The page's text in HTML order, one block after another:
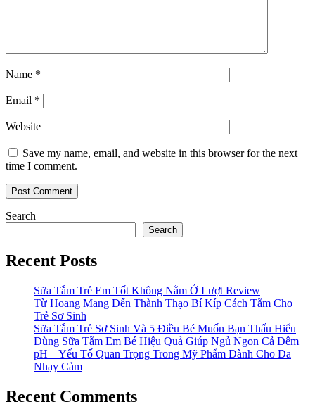
Name *
Email *
Website
Save my name, email, and website in this browser for the next
time I comment.
Search
Search
Recent Posts
Sữa Tắm Trẻ Em Tốt Không Nằm Ở Lượt Review
Từ Hoang Mang Đến Thành Thạo Bí Kíp Cách Tắm Cho
Trẻ Sơ Sinh
Sữa Tắm Trẻ Sơ Sinh Và 5 Điều Bé Muốn Bạn Thấu Hiểu
Dùng Sữa Tắm Em Bé Hiệu Quả Giúp Ngủ Ngon Cả Đêm
pH – Yếu Tố Quan Trọng Trong Mỹ Phẩm Dành Cho Da
Nhạy Cảm
Recent Comments